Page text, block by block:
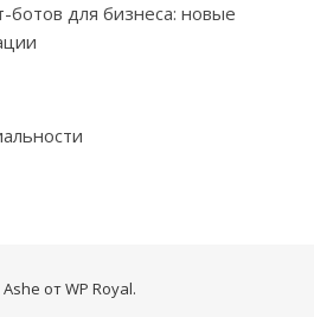
ботов для бизнеса: новые
отWP Royal.